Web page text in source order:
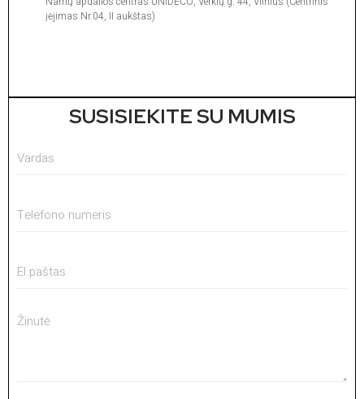
įėjimas Nr.04, II aukštas)
SUSISIEKITE SU MUMIS